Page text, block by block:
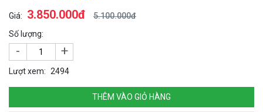
Giá: 3.850.000đ
5.100.000đ
Số lượng:
- +
Lượt xem: 2494
THÊM VÀO GIỎ HÀNG